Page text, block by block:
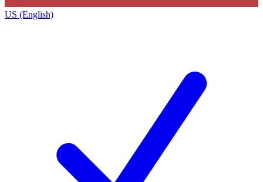
US (English)